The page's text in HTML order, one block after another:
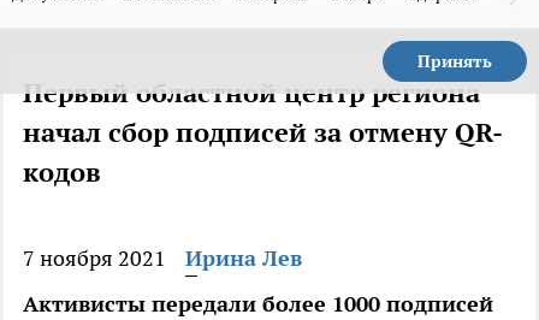
Принять
Первый областной центр региона
начал сбор подписей за отмену QR-
кодов
7 ноября 2021
Ирина Лев
Активисты передали более 1000 подписей